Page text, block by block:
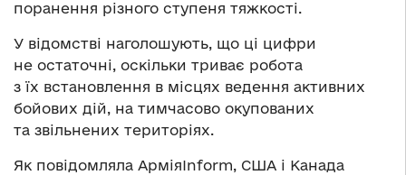
поранення різного ступеня тяжкості.
У відомстві наголошують, що ці цифри
не остаточні, оскільки триває робота
з їх встановлення в місцях ведення активних
бойових дій, на тимчасово окупованих
та звільнених територіях.
Як повідомляла АрміяInform, США і Канада